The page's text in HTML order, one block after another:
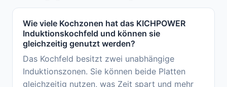
Wie viele Kochzonen hat das KICHPOWER
Induktionskochfeld und können sie
gleichzeitig genutzt werden?
Das Kochfeld besitzt zwei unabhängige
Induktionszonen. Sie können beide Platten
gleichzeitig nutzen, was Zeit spart und mehr